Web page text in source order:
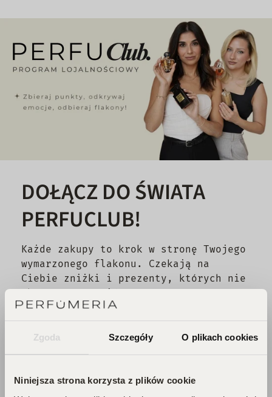
Zgoda Szczegóły O plikach cookies
Niniejsza strona korzysta z plików cookie
DOŁĄCZ DO ŚWIATA
PERFUCLUB!
Każde zakupy to krok w stronę Twojego
wymarzonego flakonu. Czekają na
Ciebie zniżki i prezenty, których nie